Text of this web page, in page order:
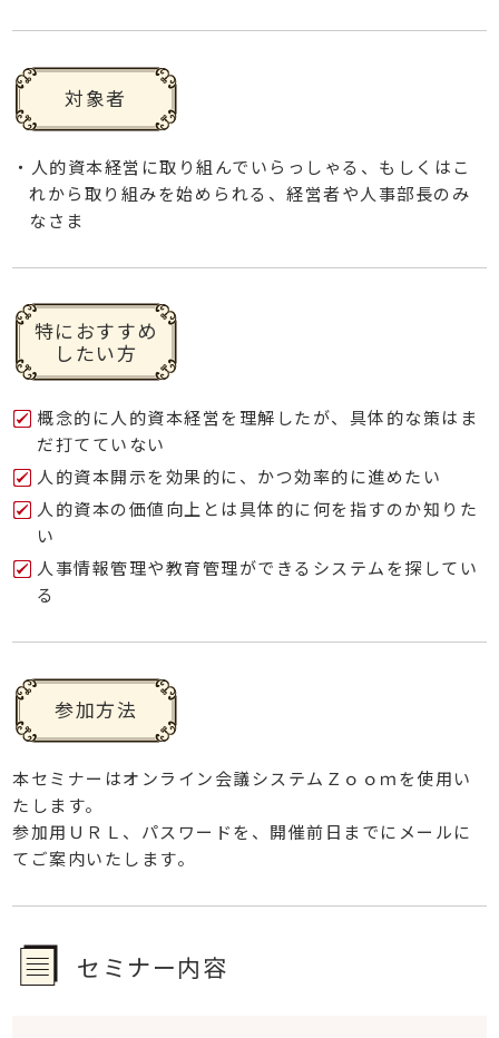
対象者
・人的資本経営に取り組んでいらっしゃる、もしくはこ
れから取り組みを始められる、経営者や人事部長のみ
なさま
特におすすめ
したい方
概念的に人的資本経営を理解したが、具体的な策はま
だ打てていない
人的資本開示を効果的に、かつ効率的に進めたい
人的資本の価値向上とは具体的に何を指すのか知りた
い
人事情報管理や教育管理ができるシステムを探してい
る
参加方法
本セミナーはオンライン会議システムＺｏｏｍを使用い
たします。
参加用ＵＲＬ、パスワードを、開催前日までにメールに
てご案内いたします。
セミナー内容